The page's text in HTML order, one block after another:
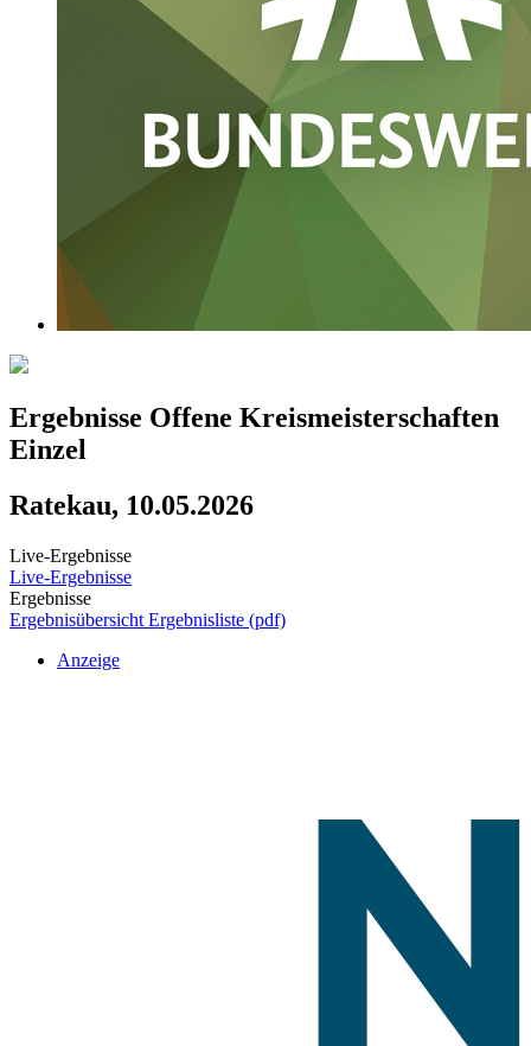
Ergebnisse Offene Kreismeisterschaften
Einzel
Ratekau, 10.05.2026
Live-Ergebnisse
Live-Ergebnisse
Ergebnisse
Ergebnisübersicht Ergebnisliste (pdf)
Anzeige